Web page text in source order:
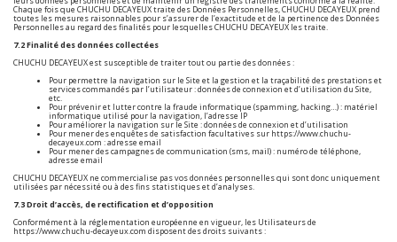
Chaque fois que CHUCHU DECAYEUX traite des Données Personnelles, CHUCHU DECAYEUX prend
toutes les mesures raisonnables pour s’assurer de l’exactitude et de la pertinence des Données
Personnelles au regard des finalités pour lesquelles CHUCHU DECAYEUX les traite.
7.2 Finalité des données collectées
CHUCHU DECAYEUX est susceptible de traiter tout ou partie des données :
Pour permettre la navigation sur le Site et la gestion et la traçabilité des prestations et
services commandés par l’utilisateur : données de connexion et d’utilisation du Site,
etc.
Pour prévenir et lutter contre la fraude informatique (spamming, hacking…) : matériel
informatique utilisé pour la navigation, l’adresse IP
Pour améliorer la navigation sur le Site : données de connexion et d’utilisation
Pour mener des enquêtes de satisfaction facultatives sur https://www.chuchu-
decayeux.com : adresse email
Pour mener des campagnes de communication (sms, mail) : numéro de téléphone,
adresse email
CHUCHU DECAYEUX ne commercialise pas vos données personnelles qui sont donc uniquement
utilisées par nécessité ou à des fins statistiques et d’analyses.
7.3 Droit d’accès, de rectification et d’opposition
Conformément à la réglementation européenne en vigueur, les Utilisateurs de
https://www.chuchu-decayeux.com disposent des droits suivants :